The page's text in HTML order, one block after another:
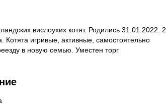
вислоухих котят. Родились 31.01.2022. 2
Котята игривые, активные, самостоятельно
в новую семью. Уместен торг